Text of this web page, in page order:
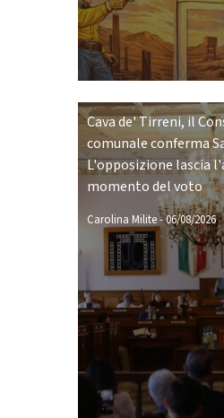
Cava de' Tirreni, il
comunale conferma
L'opposizione lascia
momento del voto
Carolina Milite-06/08/2026